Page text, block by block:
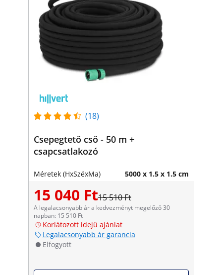
(18)
Csepegtető cső - 50 m +
csapcsatlakozó
Méretek (HxSzéxMa) 5000 x 1.5 x 1.5 cm
15 040 Ft15 510 Ft
A legalacsonyabb ár a kedvezményt megelőző 30
napban: 15 510 Ft
Korlátozott idejű ajánlat
Legalacsonyabb ár garancia
Elfogyott